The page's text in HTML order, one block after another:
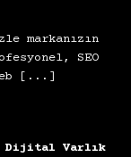
markanızın
SEO
[...]
Dijital Varlık